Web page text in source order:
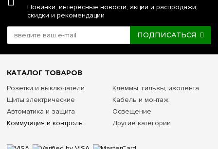
Новинки, интересные новости, акции и распродажи,
скидки и рекомендации
ПОДПИСАТЬСЯ
КАТАЛОГ ТОВАРОВ
Розетки и выключатели
Щиты электрические
Автоматика и защита
Коммутация и контроль
Клеммы, гильзы, изолента
Кабель и монтаж
Освещение
Другие категории